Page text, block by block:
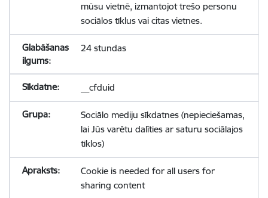
mūsu vietnē, izmantojot trešo personu
sociālos tīklus vai citas vietnes.
24 stundas
__cfduid
Sociālo mediju sīkdatnes (nepieciešamas,
lai Jūs varētu dalīties ar saturu sociālajos
tīklos)
Cookie is needed for all users for
sharing content